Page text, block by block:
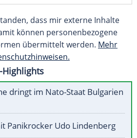
dass mir externe Inhalte
können personenbezogene
übermittelt werden. Mehr
Highlights
dringt im Nato-Staat Bulgarien
Panikrocker Udo Lindenberg